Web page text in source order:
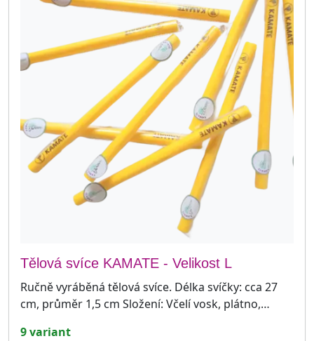
Tělová svíce KAMATE - Velikost L
Ručně vyráběná tělová svíce. Délka svíčky: cca 27
cm, průměr 1,5 cm Složení: Včelí vosk, plátno,…
9 variant